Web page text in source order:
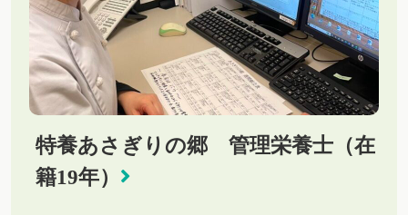
特養あさぎりの郷 管理栄養士（在
籍19年）